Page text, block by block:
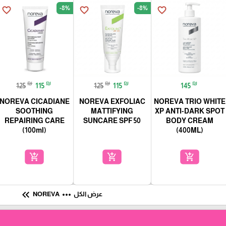
favorite_border
145 ₪
NOREVA TRIO WHITE
XP ANTI-DARK SPOT
BODY CREAM
(400ML)
add_shopping_cart
favorite_border -8%
125 ₪ 115 ₪
NOREVA EXFOLIAC
MATTIFYING
SUNCARE SPF 50
add_shopping_cart
favorite_border -8%
125 ₪ 115 ₪
NOREVA CICADIANE
SOOTHING
REPAIRING CARE
(100ml)
add_shopping_cart
عرض الكل more_horiz
NOREVA
keyboard_double_arrow_left